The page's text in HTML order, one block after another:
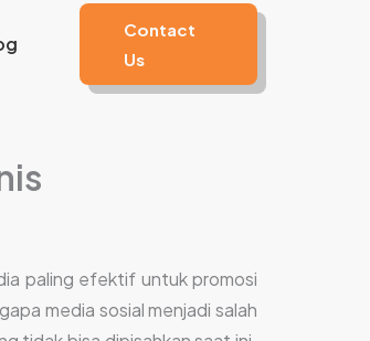
Contact
Us
paling efektif untuk promosi
media sosial menjadi salah